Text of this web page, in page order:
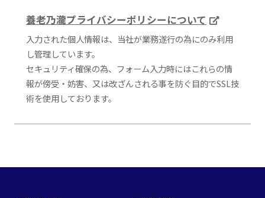
養老乃瀧プライバシーポリシーについて
入力された個人情報は、当社が業務遂行の為にのみ利用
し管理しています。
セキュリティ確保の為、フォーム入力時にはこれらの情
報が傍受・妨害、又は改ざんされる事を防ぐ目的でSSL技
術を使用しております。